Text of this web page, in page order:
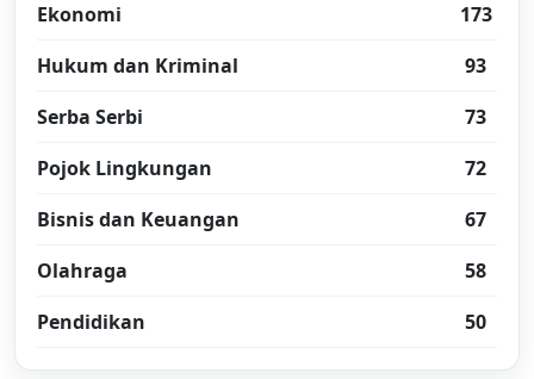
Ekonomi
173
Hukum dan Kriminal
93
Serba Serbi
73
Pojok Lingkungan
72
Bisnis dan Keuangan
67
Olahraga
58
Pendidikan
50